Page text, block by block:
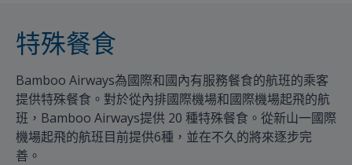
特殊餐食
Bamboo Airways為國際和國內有服務餐食的航班的乘客
提供特殊餐食。對於從內排國際機場和國際機場起飛的航
班，Bamboo Airways提供 20 種特殊餐食。從新山一國際
機場起飛的航班目前提供6種，並在不久的將來逐步完
善。